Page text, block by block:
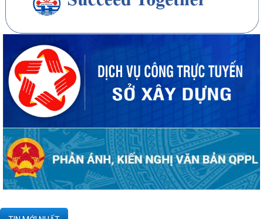
20 căn nhà ở thấp tầng tại Khu dân cư Hồng Phong đủ điều kiện đưa
vào kinh doanh - Văn bản số...
270 căn nhà ở thấp tầng tại Dự án Khu đô thị mới phường Thủy
Nguyên đủ điều kiện đưa vào kinh doanh...
Công bố danh mục thủ tục hành chính được sửa đổi, bổ sung, thay thế,
bị bãi bỏ thuộc phạm vi chức...
Kê khai giá hàng hóa, dịch vụ bán trong nước hoặc xuất khẩu của
Công ty TNHH ống thép 190 - Văn bản...
Tạm thời chưa trả kết quả cấp chứng chỉ hành nghề hoạt động xây